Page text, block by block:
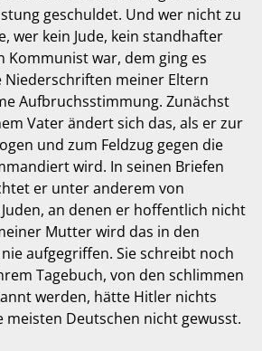
geschuldet. Und wer nicht zu
wer kein Jude, kein standhafter
Kommunist war, dem ging es
Niederschriften meiner Eltern
Aufbruchsstimmung. Zunächst
Vater ändert sich das, als er zur
und zum Feldzug gegen die
wird. In seinen Briefen
er unter anderem von
an denen er hoffentlich nicht
Mutter wird das in den
aufgegriffen. Sie schreibt noch
Tagebuch, von den schlimmen
werden, hätte Hitler nichts
meisten Deutschen nicht gewusst.